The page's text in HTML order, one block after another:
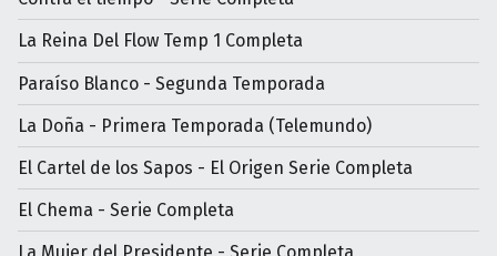
La Reina Del Flow Temp 1 Completa
Paraíso Blanco - Segunda Temporada
La Doña - Primera Temporada (Telemundo)
El Cartel de los Sapos - El Origen Serie Completa
El Chema - Serie Completa